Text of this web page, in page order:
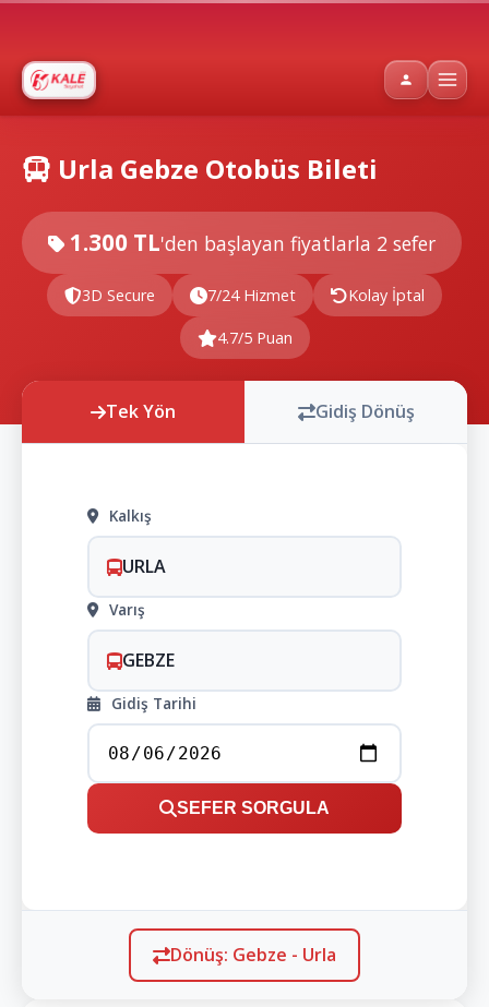
Urla Gebze Otobüs Bileti
1.300 TL'den başlayan fiyatlarla 2 sefer
3D Secure 7/24 Hizmet Kolay İptal
4.7/5 Puan
Tek Yön Gidiş Dönüş
Kalkış
URLA
Varış
GEBZE
Gidiş Tarihi
SEFER SORGULA
Dönüş: Gebze - Urla